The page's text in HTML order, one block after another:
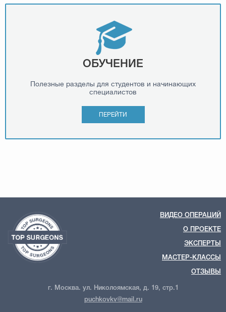
ОБУЧЕНИЕ
Полезные разделы для студентов и начинающих
специалистов
ПЕРЕЙТИ
ВИДЕО ОПЕРАЦИЙ
О ПРОЕКТЕ
ЭКСПЕРТЫ
МАСТЕР-КЛАССЫ
ОТЗЫВЫ
г. Москва. ул. Николоямская, д. 19, стр.1
puchkovkv@mail.ru